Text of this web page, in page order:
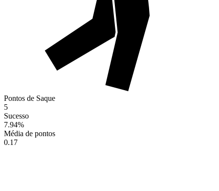
Pontos de Saque
5
Sucesso
7.94%
Média de pontos
0.17